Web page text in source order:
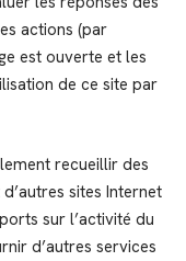
actions (par
est ouverte et les
de ce site par
recueillir des
sites Internet
sur l’activité du
d’autres services